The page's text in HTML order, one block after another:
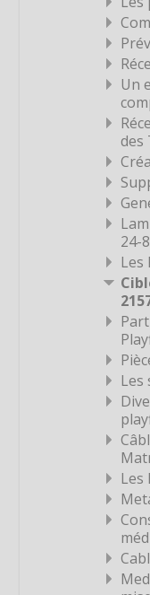
Étiquette
Étiquette
Étiquette
Étiquette
Étiquette
Étiquette
Étiquette
Étiquette
Étiquette
Étiquette
Étiquette
Étiquette
Étiquette
Étiquette
Étiquette
Étiquette
Étiquette
Étiquette
Étiquette
Étiquette
Étiquette
Un
des
24-
Les
Les
Les